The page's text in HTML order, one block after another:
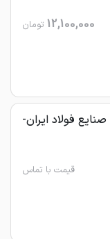
12,100,000 تومان
ملی صنایع فولاد ایران-
قیمت با تماس